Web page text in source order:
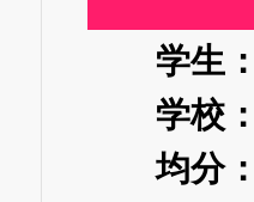
学生：
学校：
均分：